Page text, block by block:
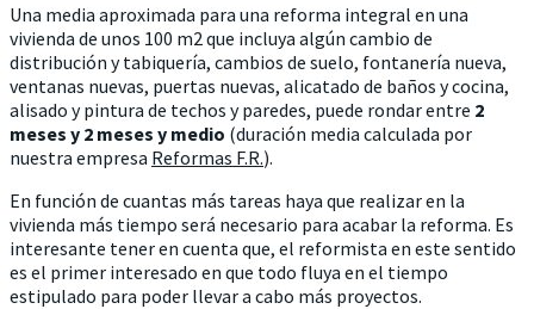
Una media aproximada para una reforma integral en una
vivienda de unos 100 m2 que incluya algún cambio de
distribución y tabiquería, cambios de suelo, fontanería nueva,
ventanas nuevas, puertas nuevas, alicatado de baños y cocina,
alisado y pintura de techos y paredes, puede rondar entre 2
meses y 2 meses y medio (duración media calculada por
nuestra empresa Reformas F.R.).
En función de cuantas más tareas haya que realizar en la
vivienda más tiempo será necesario para acabar la reforma. Es
interesante tener en cuenta que, el reformista en este sentido
es el primer interesado en que todo fluya en el tiempo
estipulado para poder llevar a cabo más proyectos.